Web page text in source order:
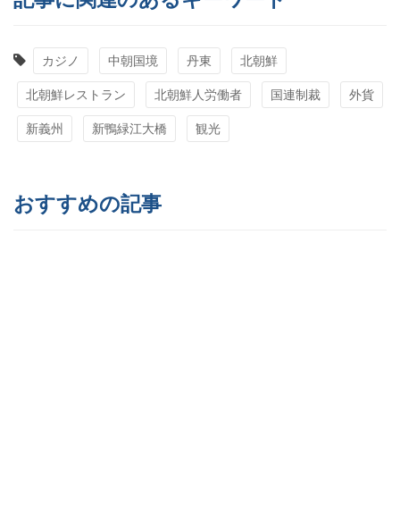
カジノ 中朝国境 丹東 北朝鮮
北朝鮮レストラン 北朝鮮人労働者 国連制裁 外貨
新義州 新鴨緑江大橋 観光
おすすめの記事